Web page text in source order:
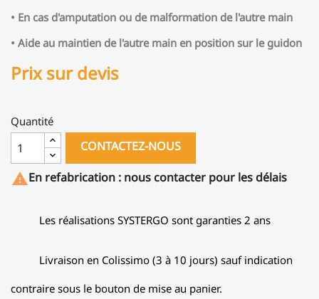
• En cas d'amputation ou de malformation de l'autre main
• Aide au maintien de l'autre main en position sur le guidon
Prix sur devis
Quantité
CONTACTEZ-NOUS
En refabrication : nous contacter pour les délais
Les réalisations SYSTERGO sont garanties 2 ans
Livraison en Colissimo (3 à 10 jours) sauf indication
contraire sous le bouton de mise au panier.